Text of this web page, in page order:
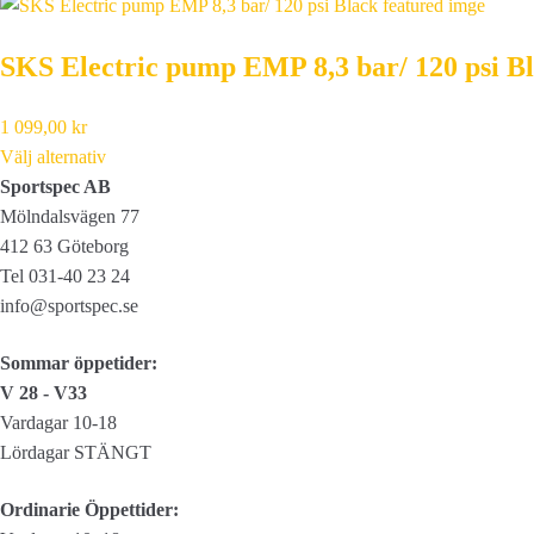
SKS Electric pump EMP 8,3 bar/ 120 psi
1 099,00 kr
Välj alternativ
Sportspec AB
Mölndalsvägen 77
412 63 Göteborg
Tel 031-40 23 24
info@sportspec.se
Sommar öppetider:
V 28 - V33
Vardagar 10-18
Lördagar STÄNGT
Ordinarie Öppettider: